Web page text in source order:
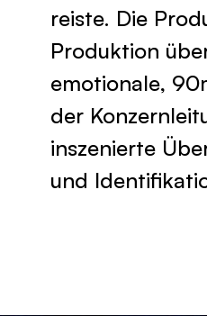
reiste. Die
Produktion
emotionale,
der
inszenierte
und